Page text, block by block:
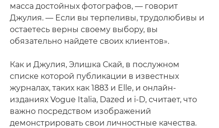
масса достойных фотографов, — говорит
Джулия. — Если вы терпеливы, трудолюбивы и
остаетесь верны своему выбору, вы
обязательно найдете своих клиентов».
Как и Джулия, Элишка Скай, в послужном
списке которой публикации в известных
журналах, таких как 1883 и Elle, и онлайн-
изданиях Vogue Italia, Dazed и i-D, считает, что
важно посредством изображений
демонстрировать свои личностные качества.